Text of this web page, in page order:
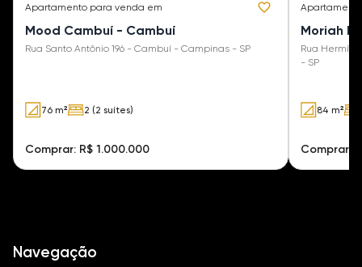
Apartamento para venda em
Mood Cambuí - Cambuí
Rua Santo Antônio 196 - Cambuí - Campinas - SP
76 m² 2 (2 suítes)
Comprar: R$ 1.000.000
Moriah
Rua
- SP
84 m²
Comprar:
Navegação